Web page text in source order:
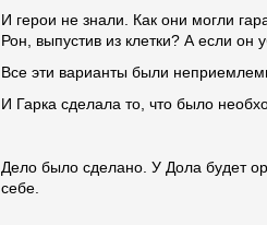
И герои не знали. Как они могли
Рон, выпустив из клетки? А если он
Все эти варианты были
И Гарка сделала то, что было
Дело было сделано. У Дола будет
себе.